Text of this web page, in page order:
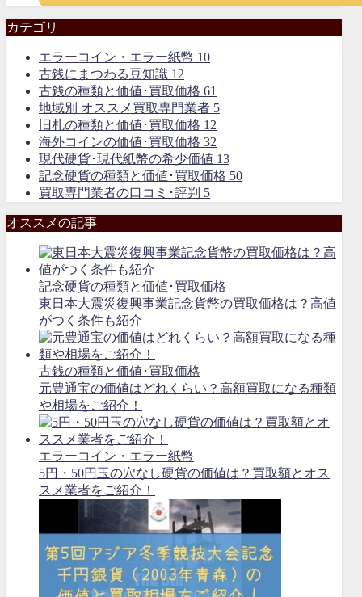
カテゴリ
エラーコイン・エラー紙幣 10
古銭にまつわる豆知識 12
古銭の種類と価値･買取価格 61
地域別 オススメ買取専門業者 5
旧札の種類と価値･買取価格 12
海外コインの価値･買取価格 32
現代硬貨･現代紙幣の希少価値 13
記念硬貨の種類と価値･買取価格 50
買取専門業者の口コミ･評判 5
オススメの記事
記念硬貨の種類と価値･買取価格
東日本大震災復興事業記念貨幣の買取価格は？高値
がつく条件も紹介
古銭の種類と価値･買取価格
元豊通宝の価値はどれくらい？高額買取になる種類
や相場をご紹介！
エラーコイン・エラー紙幣
5円・50円玉の穴なし硬貨の価値は？買取額とオス
スメ業者をご紹介！